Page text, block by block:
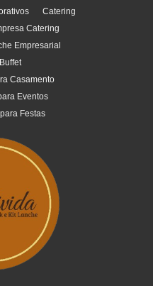
Catering
Catering
Empresarial
Casamento
Eventos
Festas